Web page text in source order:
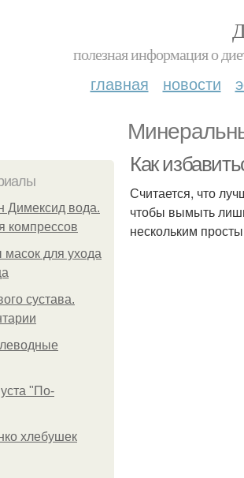
полезная информация о
главная новости
Димексид вода.
компрессов
для ухода
сустава.
"По-
хлебушек
Как
Считается, что
чтобы вымыть
нескольким